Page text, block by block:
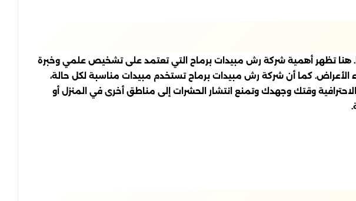
هنا تظهر أهمية شركة رش مبيدات برماح التي تعتمد على تشخيص علمي وخبرة
الأعراض. كما أن شركة رش مبيدات برماح تستخدم مبيدات مناسبة لكل حالة،
وقتك وجهدك وتمنع انتشار الحشرات إلى مناطق أخرى في المنزل أو